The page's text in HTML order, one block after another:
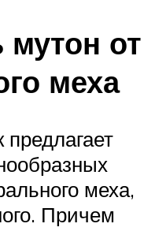
мутон от
меха
меха,
Причем